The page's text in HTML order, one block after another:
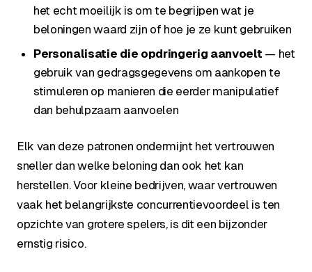
het echt moeilijk is om te begrijpen wat je
beloningen waard zijn of hoe je ze kunt gebruiken
Personalisatie die opdringerig aanvoelt — het
gebruik van gedragsgegevens om aankopen te
stimuleren op manieren die eerder manipulatief
dan behulpzaam aanvoelen
Elk van deze patronen ondermijnt het vertrouwen
sneller dan welke beloning dan ook het kan
herstellen. Voor kleine bedrijven, waar vertrouwen
vaak het belangrijkste concurrentievoordeel is ten
opzichte van grotere spelers, is dit een bijzonder
ernstig risico.